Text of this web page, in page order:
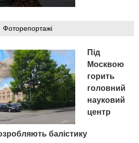
Фоторепортажі
Під
Москвою
горить
головний
науковий
центр
балістику